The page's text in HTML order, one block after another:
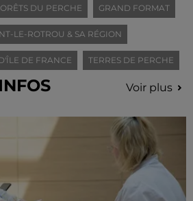
DU PERCHE GRAND FORMAT
LE-ROTROU & SA RÉGION
DE FRANCE TERRES DE PERCHE
Voir plus